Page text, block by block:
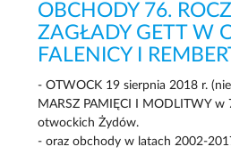
OBCHODY 76.
ZAGŁADY GETT W
FALENICY I
- OTWOCK 19 sierpnia 2018 r.
MARSZ PAMIĘCI I MODLITWY w
otwockich Żydów.
- oraz obchody w latach 2002-